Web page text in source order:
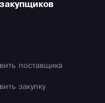
поставщика
закупку